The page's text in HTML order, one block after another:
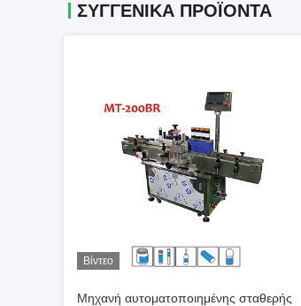
ΣΥΓΓΕΝΙΚΆ ΠΡΟΪΌΝΤΑ
Βίντεο
Μηχανή αυτοματοποιημένης σταθερής